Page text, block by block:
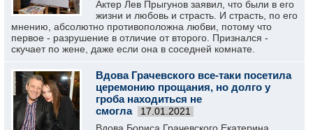
Актер Лев Прыгунов заявил, что были в его
жизни и любовь и страсть. И страсть, по его
мнению, абсолютно противоположна любви, потому что
первое - разрушение в отличие от второго. Признался -
скучает по жене, даже если она в соседней комнате.
Вдова Грачевского все-таки посетила
церемонию прощания, но долго у
гроба находиться не
смогла
17.01.2021